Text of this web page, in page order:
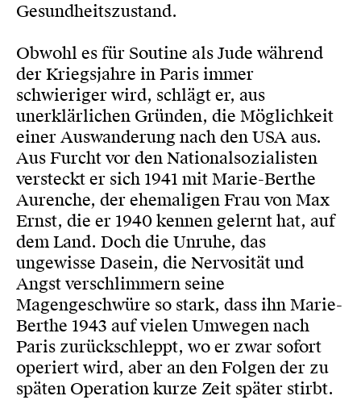
Gesundheitszustand.
Obwohl es für Soutine als Jude während
der Kriegsjahre in Paris immer
schwieriger wird, schlägt er, aus
unerklärlichen Gründen, die Möglichkeit
einer Auswanderung nach den USA aus.
Aus Furcht vor den Nationalsozialisten
versteckt er sich 1941 mit Marie-Berthe
Aurenche, der ehemaligen Frau von Max
Ernst, die er 1940 kennen gelernt hat, auf
dem Land. Doch die Unruhe, das
ungewisse Dasein, die Nervosität und
Angst verschlimmern seine
Magengeschwüre so stark, dass ihn Marie-
Berthe 1943 auf vielen Umwegen nach
Paris zurückschleppt, wo er zwar sofort
operiert wird, aber an den Folgen der zu
späten Operation kurze Zeit später stirbt.